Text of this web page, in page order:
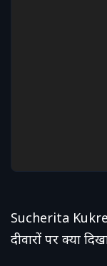
Sucherita
दीवारों पर क्या